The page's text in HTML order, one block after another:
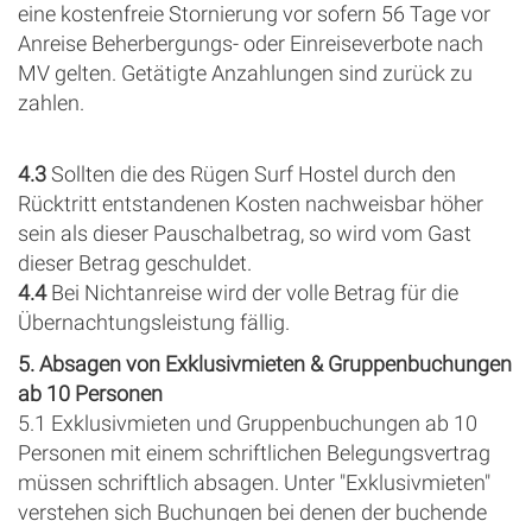
eine kostenfreie Stornierung vor sofern 56 Tage vor
Anreise Beherbergungs- oder Einreiseverbote nach
MV gelten. Getätigte Anzahlungen sind zurück zu
zahlen.
4.3Sollten die des Rügen Surf Hostel durch den
Rücktritt entstandenen Kosten nachweisbar höher
sein als dieser Pauschalbetrag, so wird vom Gast
dieser Betrag geschuldet.
4.4Bei Nichtanreise wird der volle Betrag für die
Übernachtungsleistung fällig.
5. Absagen von Exklusivmieten & Gruppenbuchungen
ab 10 Personen
5.1 Exklusivmieten und Gruppenbuchungen ab 10
Personen mit einem schriftlichen Belegungsvertrag
müssen schriftlich absagen. Unter "Exklusivmieten"
verstehen sich Buchungen bei denen der buchende